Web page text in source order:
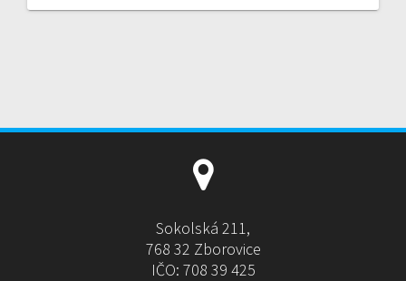
A
t
i
e
:
Sokolská 211,
768 32 Zborovice
IČO: 708 39 425